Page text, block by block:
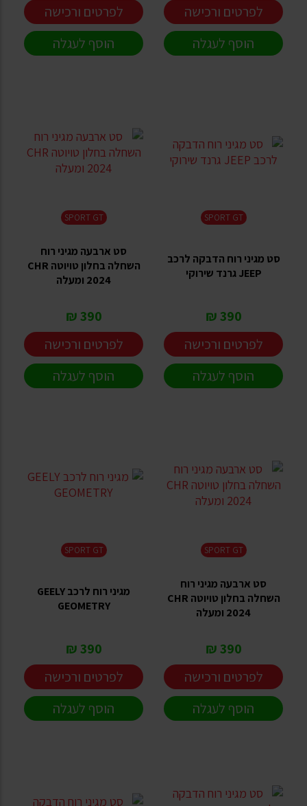
לפרטים ורכישה
הוסף לעגלה
לפרטים ורכישה
הוסף לעגלה
SPORT GT
סט מגיני רוח הדבקה לרכב
JEEP גרנד שירוקי
390 ₪
לפרטים ורכישה
הוסף לעגלה
SPORT GT
סט ארבעה מגיני רוח
השחלה בחלון טויוטה CHR
2024 ומעלה
390 ₪
לפרטים ורכישה
הוסף לעגלה
SPORT GT
סט ארבעה מגיני רוח
השחלה בחלון טויוטה CHR
2024 ומעלה
390 ₪
לפרטים ורכישה
הוסף לעגלה
SPORT GT
מגיני רוח לרכב GEELY
GEOMETRY
390 ₪
לפרטים ורכישה
הוסף לעגלה